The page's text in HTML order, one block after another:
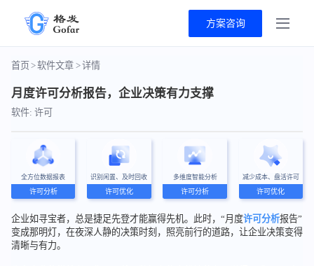
方案咨询
首页>软件文章 >详情
月度许可分析报告，企业决策有力支撑
软件: 许可
全方位数据报表
许可分析
识别闲置、及时回收
许可优化
多维度智能分析
许可分析
减少成本、盘活许可
许可优化
企业如寻宝者，总是捷足先登才能赢得先机。此时，“月度许可分析报告”
变成那明灯，在夜深人静的决策时刻，照亮前行的道路，让企业决策变得
清晰与有力。